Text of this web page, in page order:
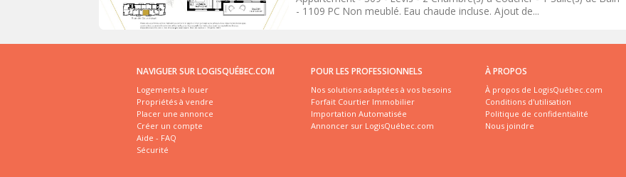
- 1109 PC Non meublé. Eau chaude incluse. Ajout de...
NAVIGUER SUR LOGISQUÉBEC.COM
Logements à louer
Propriétés à vendre
Placer une annonce
Créer un compte
Aide - FAQ
Sécurité
POUR LES PROFESSIONNELS
Nos solutions adaptées à vos besoins
Forfait Courtier Immobilier
Importation Automatisée
Annoncer sur LogisQuébec.com
À PROPOS
À propos de LogisQuébec.com
Conditions d'utilisation
Politique de confidentialité
Nous joindre